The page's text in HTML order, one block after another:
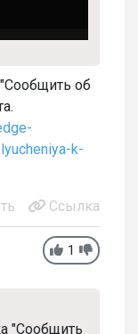
об
k-
Ссылка
1
"Сообщить